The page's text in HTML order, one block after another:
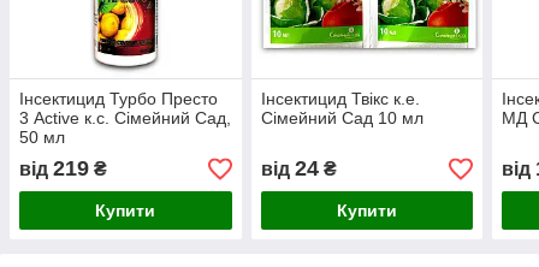
Інсектицид Турбо Престо
3 Active к.с. Сімейний Сад,
50 мл
від 219 ₴
Купити
Інсектицид Твікс к.е.
Сімейний Сад 10 мл
від 24₴
Купити
МД
від